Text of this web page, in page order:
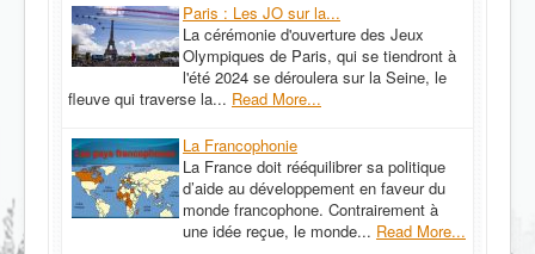
Paris : Les JO sur la...
La cérémonie d'ouverture des Jeux
Olympiques de Paris, qui se tiendront à
l'été 2024 se déroulera sur la Seine, le
fleuve qui traverse la... Read More...
La Francophonie
La France doit rééquilibrer sa politique
d’aide au développement en faveur du
monde francophone. Contrairement à
une idée reçue, le monde... Read More...